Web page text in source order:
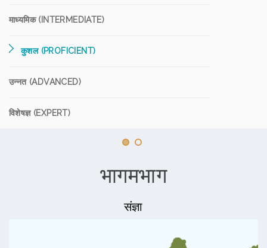
माध्यमिक (INTERMEDIATE)
कुशल (PROFICIENT)
उन्नत (ADVANCED)
विशेषज्ञ (EXPERT)
भागमभाग
संज्ञा